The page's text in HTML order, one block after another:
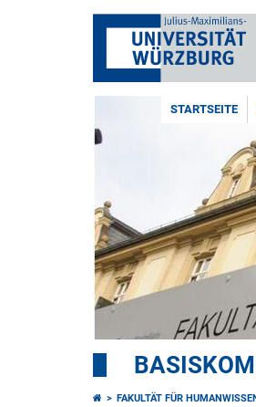
STARTSEITE
FAKULTÄT FÜR